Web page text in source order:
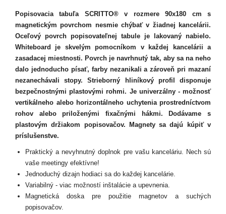
Popisovacia tabuľa SCRITTO® v rozmere 90x180 cm s
magnetickým povrchom nesmie chýbať v žiadnej kancelárii.
Oceľový povrch popisovateľnej tabule je lakovaný nabielo.
Whiteboard je skvelým pomocníkom v každej kancelárii a
zasadacej miestnosti. Povrch je navrhnutý tak, aby sa na neho
dalo jednoducho písať, farby nezanikali a zároveň pri mazaní
nezanechávali stopy. Strieborný hliníkový profil disponuje
bezpečnostnými plastovými rohmi. Je univerzálny - možnosť
vertikálneho alebo horizontálneho uchytenia prostredníctvom
rohov alebo priloženými fixačnými hákmi.
Dodávame s
plastovým držiakom popisovačov.
Magnety sa dajú kúpiť v
príslušenstve.
Praktický a nevyhnutný doplnok pre vašu kanceláriu. Nech sú
vaše meetingy efektívne!
Jednoduchý dizajn hodiaci sa do každej kancelárie.
Variabilný - viac možností inštalácie a upevnenia.
Magnetická doska pre použitie magnetov a suchých
popisovačov.